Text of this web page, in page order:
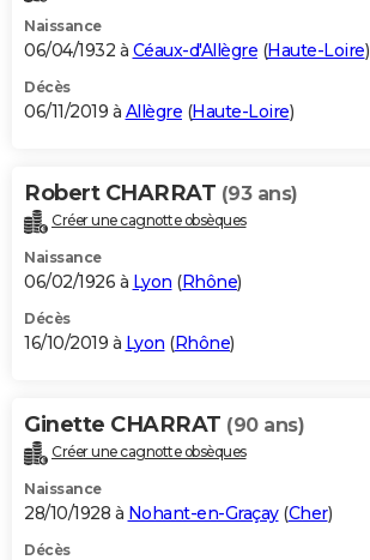
Naissance
06/04/1932 à Céaux-d'Allègre (Haute-Loire)
Décès
06/11/2019 à Allègre (Haute-Loire)
Robert CHARRAT (93 ans)
Créer une cagnotte obsèques
Naissance
06/02/1926 à Lyon (Rhône)
Décès
16/10/2019 à Lyon (Rhône)
Ginette CHARRAT (90 ans)
Créer une cagnotte obsèques
Naissance
28/10/1928 à Nohant-en-Graçay(Cher)
Décès